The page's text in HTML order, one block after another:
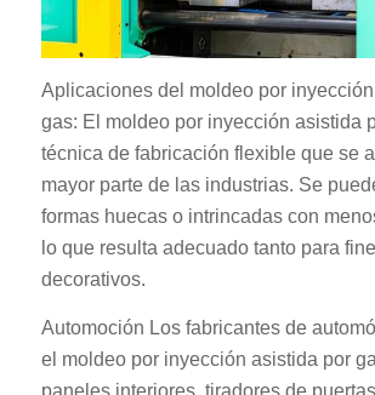
Aplicaciones del moldeo por
gas: El moldeo por inyección asistida
técnica de fabricación flexible que se
mayor parte de las industrias. Se
formas huecas o intrincadas con
lo que resulta adecuado tanto para
decorativos.
Automoción Los fabricantes de
el moldeo por inyección asistida por
paneles interiores, tiradores de